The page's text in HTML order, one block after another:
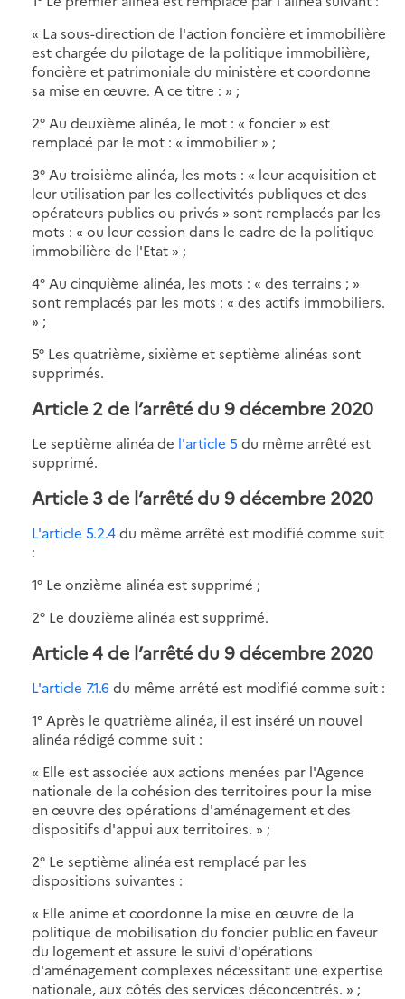
« La sous-direction de l'action foncière et immobilière
est chargée du pilotage de la politique immobilière,
foncière et patrimoniale du ministère et coordonne
sa mise en œuvre. A ce titre : » ;
2° Au deuxième alinéa, le mot : « foncier » est
remplacé par le mot : « immobilier » ;
3° Au troisième alinéa, les mots : « leur acquisition et
leur utilisation par les collectivités publiques et des
opérateurs publics ou privés » sont remplacés par les
mots : « ou leur cession dans le cadre de la politique
immobilière de l'Etat » ;
4° Au cinquième alinéa, les mots : « des terrains ; »
sont remplacés par les mots : « des actifs immobiliers.
» ;
5° Les quatrième, sixième et septième alinéas sont
supprimés.
Article 2 de l’arrêté du 9 décembre 2020
Le septième alinéa de l'article 5 du même arrêté est
supprimé.
Article 3 de l’arrêté du 9 décembre 2020
L'article 5.2.4du même arrêté est modifié comme suit
:
1° Le onzième alinéa est supprimé ;
2° Le douzième alinéa est supprimé.
Article 4 de l’arrêté du 9 décembre 2020
L'article 7.1.6du même arrêté est modifié comme suit :
1° Après le quatrième alinéa, il est inséré un nouvel
alinéa rédigé comme suit :
« Elle est associée aux actions menées par l'Agence
nationale de la cohésion des territoires pour la mise
en œuvre des opérations d'aménagement et des
dispositifs d'appui aux territoires. » ;
2° Le septième alinéa est remplacé par les
dispositions suivantes :
« Elle anime et coordonne la mise en œuvre de la
politique de mobilisation du foncier public en faveur
du logement et assure le suivi d'opérations
d'aménagement complexes nécessitant une expertise
nationale, aux côtés des services déconcentrés. » ;